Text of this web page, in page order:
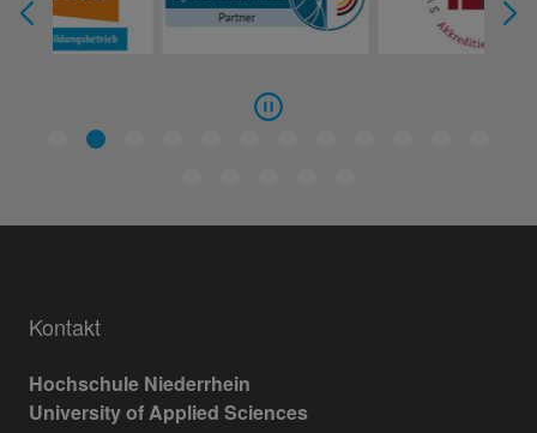
Kontakt
Hochschule Niederrhein
University of Applied Sciences